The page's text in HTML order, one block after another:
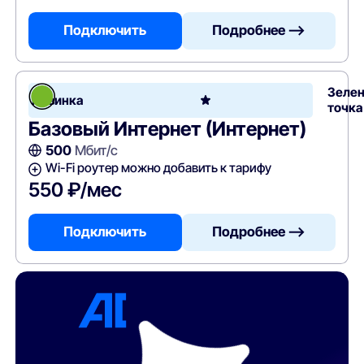
Подключить Подробнее —>
Новинка
точка
Базовый Интернет (Интернет)
500Мбит/с
Wi-Fi роутер можно добавить к тарифу
550 ₽/мес
Подключить Подробнее —>